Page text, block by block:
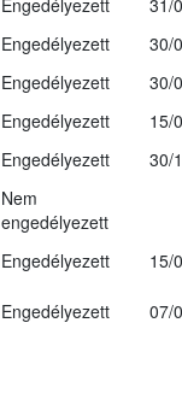
Engedélyezett
31/
Engedélyezett
30/
Engedélyezett
30/
Engedélyezett
15/
Engedélyezett
30/
Nem
engedélyezett
Engedélyezett
15/
Engedélyezett 07/